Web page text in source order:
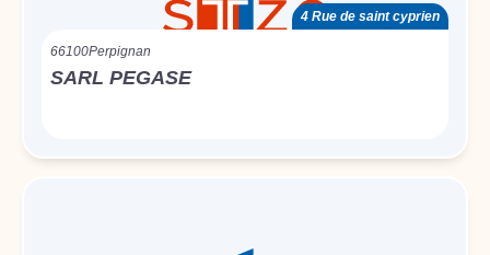
4 Rue de saint cyprien
66100Perpignan
SARL PEGASE